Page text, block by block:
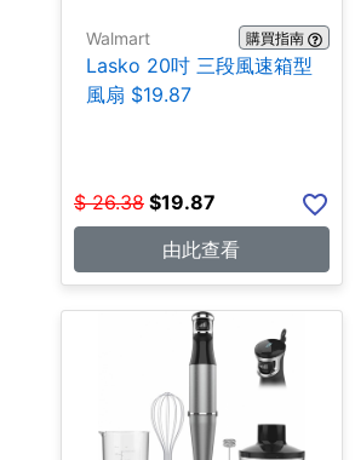
Walmart 購買指南
Lasko 20吋 三段風速箱型
風扇 $19.87
$ 26.38 $19.87
由此查看